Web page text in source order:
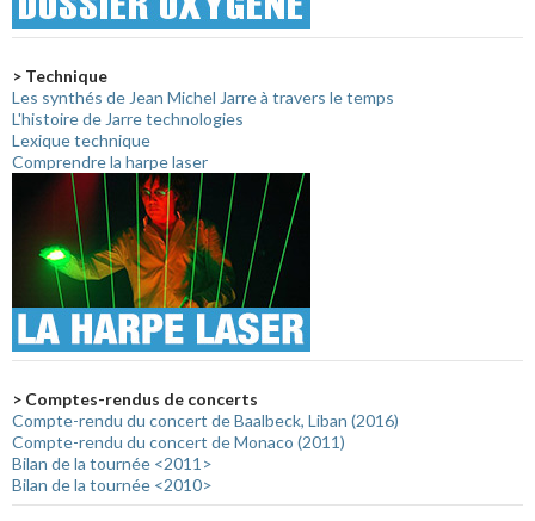
> Technique
Les synthés de Jean Michel Jarre à travers le temps
L'histoire de Jarre technologies
Lexique technique
Comprendre la harpe laser
> Comptes-rendus de concerts
Compte-rendu du concert de Baalbeck, Liban (2016)
Compte-rendu du concert de Monaco (2011)
Bilan de la tournée <2011>
Bilan de la tournée <2010>